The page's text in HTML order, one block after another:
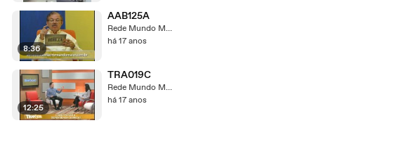
8:36
AAB125A
Rede Mundo Maior
há 17 anos
12:25
TRA019C
Rede Mundo Maior
há 17 anos